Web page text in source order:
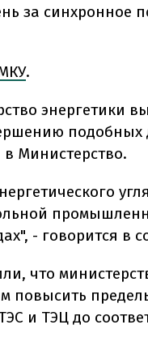
за синхронное
.
энергетики
подобных
Министерство.
- говорится в
что
повысить
и ТЭЦ до